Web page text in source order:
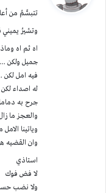
ل
تتبسَّمُ من
وتشيرُ يميني
اه ثم اه
جميل
فيه امل
له اصداء
جرح به
والعجز ما
وياتينا
وان القضيه
استاذي
لا فض فوك
ولا نضب